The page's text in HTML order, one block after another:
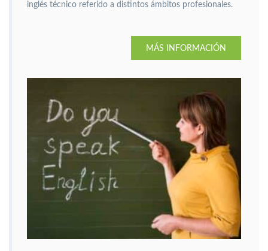
inglés técnico referido a distintos ámbitos profesionales.
MÁS INFORMACIÓN